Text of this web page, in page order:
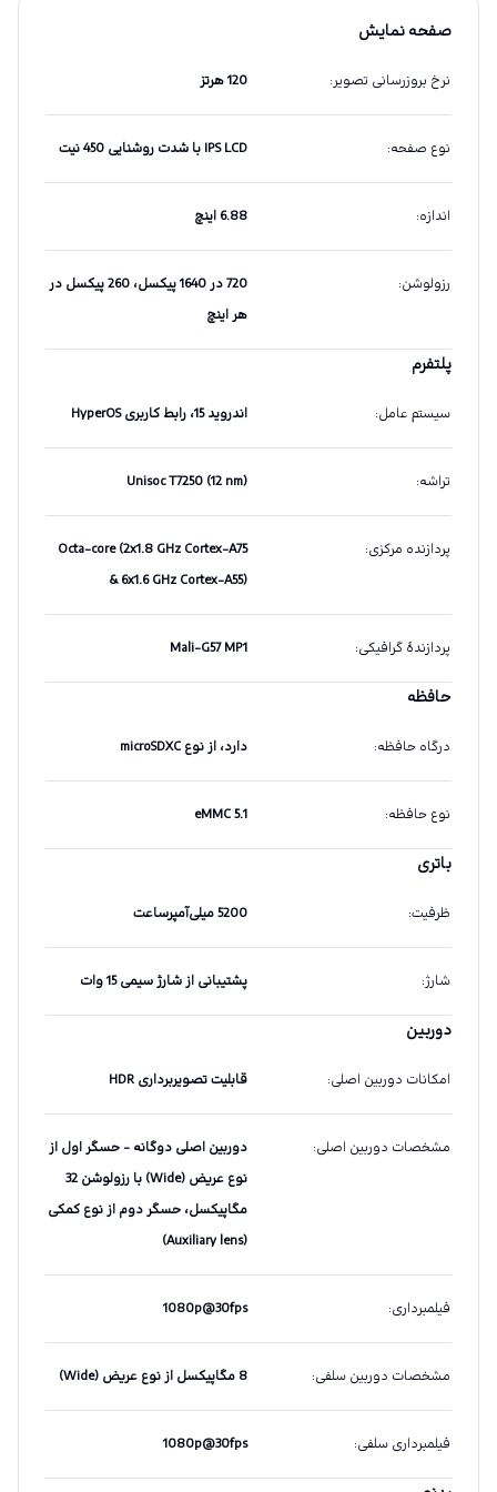
صفحه نمایش
نرخ بروزرسانی تصویر: 120 هرتز
نوع صفحه: IPS LCD با شدت روشنایی 450 نیت
اندازه: 6.88 اینچ
رزولوشن:
720 در 1640 پیکسل، 260 پیکسل در
هر اینچ
پلتفرم
سیستم عامل: اندروید 15، رابط کاربری HyperOS
تراشه:
Unisoc T7250 (12 nm)
پردازنده مرکزی:
Octa-core (2x1.8 GHz Cortex-A75
& 6x1.6 GHz Cortex-A55)
پردازندهٔ گرافیکی:
Mali-G57 MP1
حافظه
درگاه حافظه: دارد، از نوع microSDXC
نوع حافظه:
eMMC 5.1
باتری
ظرفیت: 5200 میلی‌آمپرساعت
شارژ: پشتیبانی از شارژ سیمی 15 وات
دوربین
امکانات دوربین اصلی: قابلیت تصویربرداری HDR
مشخصات دوربین اصلی:
دوربین اصلی دوگانه - حسگر اول از
نوع عریض (Wide) با رزولوشن 32
مگاپیکسل، حسگر دوم از نوع کمکی
(Auxiliary lens)
فیلمبرداری:
1080p@30fps
مشخصات دوربین سلفی: 8 مگاپیکسل از نوع عریض (Wide)
فیلمبرداری سلفی:
1080p@30fps